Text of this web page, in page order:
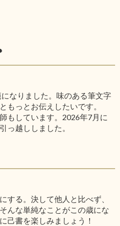
なりました。味のある筆文字
もっとお伝えしたいです。
もしています。2026年7月に
っ越ししました。
する。決して他人と比べず、
んな単純なことがこの歳にな
己書を楽しみましょう！